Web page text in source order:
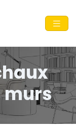
murs